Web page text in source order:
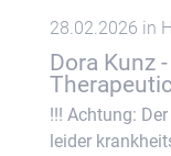
28.02.2026 in
Dora Kunz
!!! Achtung:
leider